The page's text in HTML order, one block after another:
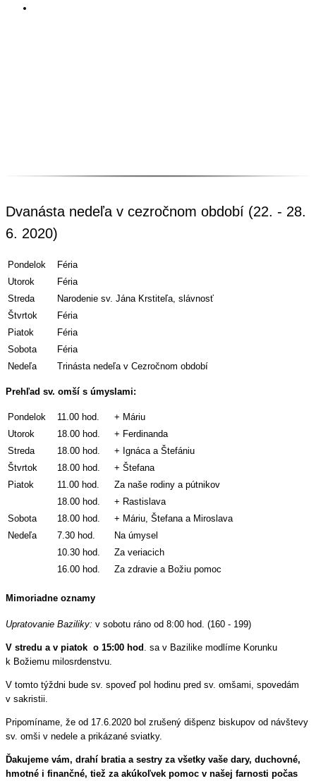
Dvanásta nedeľa v cezročnom období (22. - 28.
6. 2020)
Pondelok
Féria
Utorok
Féria
Streda
Narodenie sv. Jána Krstiteľa, slávnosť
Štvrtok
Féria
Piatok
Féria
Sobota
Féria
Nedeľa
Trinásta nedeľa v Cezročnom období
Prehľad sv. omší s úmyslami:
Pondelok 11.00 hod.
+ Máriu
Utorok
18.00 hod.
+ Ferdinanda
Streda
18.00 hod.
+ Ignáca a Štefániu
Štvrtok
18.00 hod.
+ Štefana
Piatok
11.00 hod.
Za naše rodiny a pútnikov
18.00 hod.
+ Rastislava
Sobota
18.00 hod.
+ Máriu, Štefana a Miroslava
Nedeľa
7.30 hod.
Na úmysel
10.30 hod.
Za veriacich
16.00 hod.
Za zdravie a Božiu pomoc
Mimoriadne oznamy
Upratovanie Baziliky: v sobotu ráno od 8:00 hod. (160 - 199)
V stredu a v piatok o 15:00 hod . sa v Bazilike modlíme Korunku
k Božiemu milosrdenstvu.
V tomto týždni bude sv. spoveď pol hodinu pred sv. omšami, spovedám
v sakristii.
Pripomíname, že od 17.6.2020 bol zrušený dišpenz biskupov od návštevy
sv. omši v nedele a prikázané sviatky.
Ďakujeme vám, drahí bratia a sestry za všetky vaše dary, duchovné,
hmotné i finančné, tiež za akúkoľvek pomoc v našej farnosti počas